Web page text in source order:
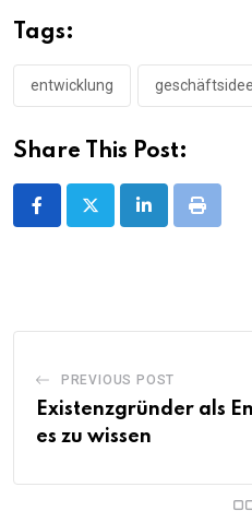
Tags:
entwicklung geschäftsidee
Share This Post:
LinkedInPrint
PREVIOUS POST
Existenzgründer als
es zu wissen